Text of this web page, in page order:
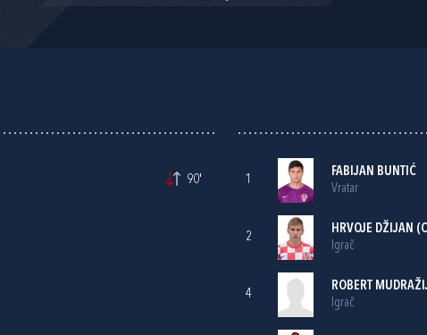
90' 1
FABIJAN BUNTIĆ
Vratar
2
HRVOJE DŽIJAN
Igrač
4
ROBERT
Igrač